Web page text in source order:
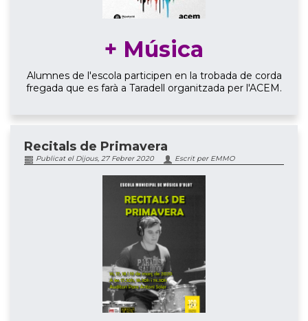
+ Música
Alumnes de l'escola participen en la trobada de corda
fregada que es farà a Taradell organitzada per l'ACEM.
Recitals de Primavera
Publicat el Dijous, 27 Febrer 2020 Escrit per EMMO